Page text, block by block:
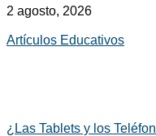
2 agosto, 2026
Artículos Educativos
¿Las Tablets y los